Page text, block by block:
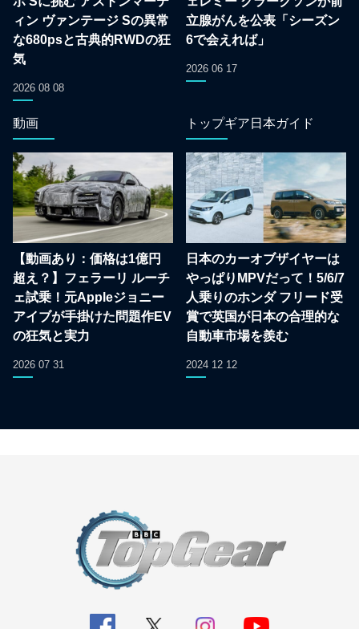
ィン ヴァンテージ Sの異常
な680psと古典的RWDの狂
気
2026 08 08
立腺がんを公表「シーズン
6で会えれば」
2026 06 17
動画
【動画あり：価格は1億円
超え？】フェラーリ ルーチ
ェ試乗！元Appleジョニー
アイブが手掛けた問題作EV
の狂気と実力
2026 07 31
トップギア日本ガイド
日本のカーオブザイヤーは
やっぱりMPVだって！5/6/7
人乗りのホンダ フリード受
賞で英国が日本の合理的な
自動車市場を羨む
2024 12 12